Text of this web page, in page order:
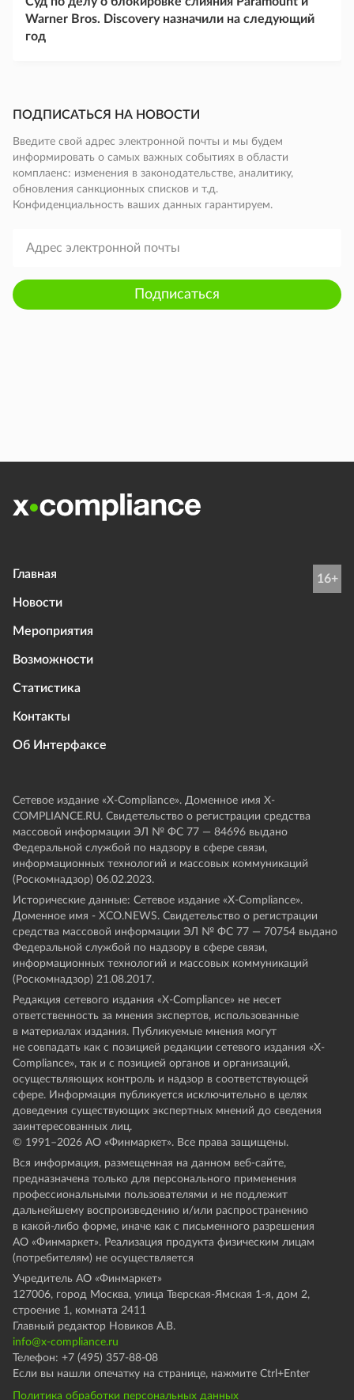
Warner Bros. Discovery назначили на следующий
год
ПОДПИСАТЬСЯ НА НОВОСТИ
Введите свой адрес электронной почты и мы будем
информировать о самых важных событиях в области
комплаенс: изменения в законодательстве, аналитику,
обновления санкционных списков и т.д.
Конфиденциальность ваших данных гарантируем.
Подписаться
Главная
Новости
Мероприятия
Возможности
Статистика
Контакты
Об Интерфаксе
16+
Сетевое издание «Х-Compliance». Доменное имя X-
COMPLIANCE.RU. Свидетельство о регистрации средства
массовой информации ЭЛ № ФС 77 — 84696 выдано
Федеральной службой по надзору в сфере связи,
информационных технологий и массовых коммуникаций
(Роскомнадзор) 06.02.2023.
Исторические данные: Сетевое издание «Х-Compliance».
Доменное имя - XCO.NEWS. Свидетельство о регистрации
средства массовой информации ЭЛ № ФС 77 — 70754 выдано
Федеральной службой по надзору в сфере связи,
информационных технологий и массовых коммуникаций
(Роскомнадзор) 21.08.2017.
Редакция сетевого издания «X-Compliance» не несет
ответственность за мнения экспертов, использованные
в материалах издания. Публикуемые мнения могут
не совпадать как с позицией редакции сетевого издания «X-
Compliance», так и с позицией органов и организаций,
осуществляющих контроль и надзор в соответствующей
сфере. Информация публикуется исключительно в целях
доведения существующих экспертных мнений до сведения
заинтересованных лиц.
© 1991–2026 АО «Финмаркет». Все права защищены.
Вся информация, размещенная на данном веб-сайте,
предназначена только для персонального применения
профессиональными пользователями и не подлежит
дальнейшему воспроизведению и/или распространению
в какой-либо форме, иначе как с письменного разрешения
АО «Финмаркет». Реализация продукта физическим лицам
(потребителям) не осуществляется
Учредитель АО «Финмаркет»
127006, город Москва, улица Тверская-Ямская 1-я, дом 2,
строение 1, комната 2411
Главный редактор Новиков А.В.
info@x-compliance.ru
Телефон: +7 (495) 357-88-08
Если вы нашли опечатку на странице, нажмите Ctrl+Enter
Политика обработки персональных данных